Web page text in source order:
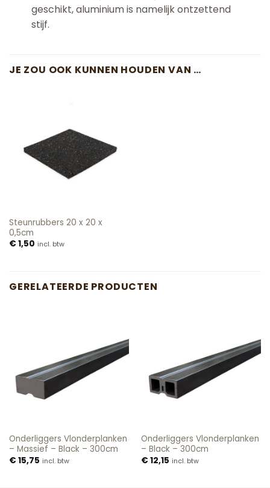
geschikt, aluminium is namelijk ontzettend
stijf.
JE ZOU OOK KUNNEN HOUDEN VAN …
Steunrubbers 20 x 20 x
0,5cm
€1,50 incl. btw
GERELATEERDE PRODUCTEN
Onderliggers Vlonderplanken
– Massief – Black – 300cm
€15,75 incl. btw
Onderliggers Vlonderplanken
– Black – 300cm
€12,15 incl. btw